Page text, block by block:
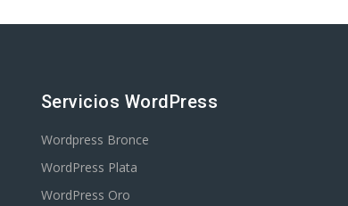
Servicios WordPress
Wordpress Bronce
WordPress Plata
WordPress Oro